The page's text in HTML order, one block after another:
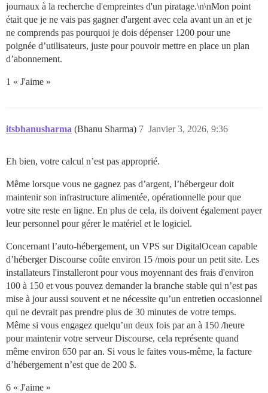
journaux à la recherche d'empreintes d'un piratage.\n\nMon point
était que je ne vais pas gagner d'argent avec cela avant un an et je
ne comprends pas pourquoi je dois dépenser 1200 pour une
poignée d’utilisateurs, juste pour pouvoir mettre en place un plan
d’abonnement.
1 « J'aime »
itsbhanusharma (Bhanu Sharma) Janvier 3, 2026, 9:36
7
Eh bien, votre calcul n’est pas approprié.
Même lorsque vous ne gagnez pas d’argent, l’hébergeur doit
maintenir son infrastructure alimentée, opérationnelle pour que
votre site reste en ligne. En plus de cela, ils doivent également payer
leur personnel pour gérer le matériel et le logiciel.
Concernant l’auto-hébergement, un VPS sur DigitalOcean capable
d’héberger Discourse coûte environ 15 /mois pour un petit site. Les
installateurs l'installeront pour vous moyennant des frais d'environ
100 à 150 et vous pouvez demander la branche stable qui n’est pas
mise à jour aussi souvent et ne nécessite qu’un entretien occasionnel
qui ne devrait pas prendre plus de 30 minutes de votre temps.
Même si vous engagez quelqu’un deux fois par an à 150 /heure
pour maintenir votre serveur Discourse, cela représente quand
même environ 650 par an. Si vous le faites vous-même, la facture
d’hébergement n’est que de 200 $.
6 « J'aime »